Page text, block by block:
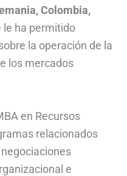
Colombia,
le ha permitido
la operación de la
los mercados
en Recursos
relacionados
e